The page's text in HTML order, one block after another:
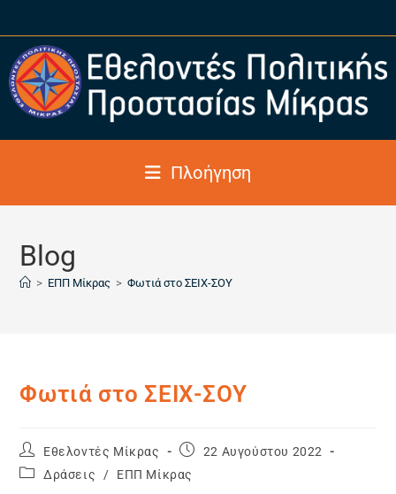
Πλοήγηση
Blog
> ΕΠΠ Μίκρας > Φωτιά στο ΣΕΙΧ-ΣΟΥ
Φωτιά στο ΣΕΙΧ-ΣΟΥ
Εθελοντές Μίκρας
22 Αυγούστου 2022
Δράσεις
/ ΕΠΠ Μίκρας